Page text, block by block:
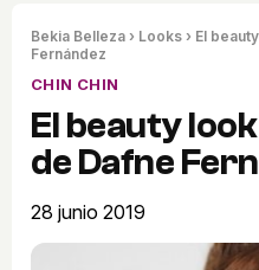
Bekia Belleza › Looks › El
Fernández
CHIN CHIN
El beauty
de Dafne
28 junio 2019